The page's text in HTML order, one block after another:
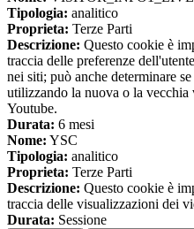
Tipologia: analitico
Proprieta: Terze Parti
Descrizione: Questo cookie è
traccia delle preferenze
nei siti; può anche determinare
utilizzando la nuova o la
Youtube.
Durata: 6 mesi
Nome: YSC
Tipologia: analitico
Proprieta: Terze Parti
Descrizione: Questo cookie è
traccia delle visualizzazioni dei
Durata: Sessione